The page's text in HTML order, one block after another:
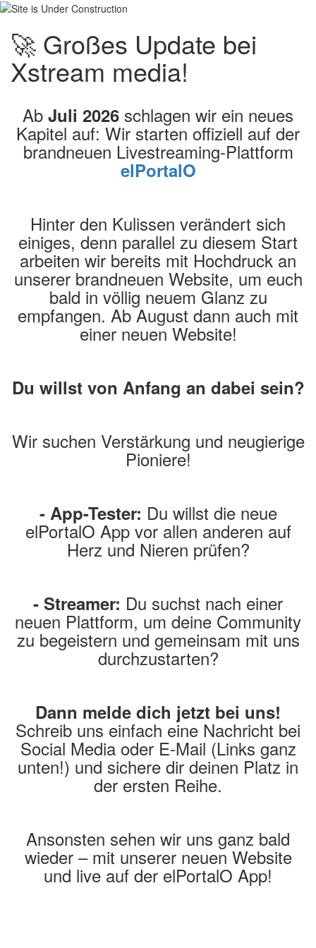
🚀 Großes Update bei
Xstream media!
Ab Juli 2026 schlagen wir ein neues
Kapitel auf: Wir starten offiziell auf der
brandneuen Livestreaming-Plattform
elPortalO
Hinter den Kulissen verändert sich
einiges, denn parallel zu diesem Start
arbeiten wir bereits mit Hochdruck an
unserer brandneuen Website, um euch
bald in völlig neuem Glanz zu
empfangen. Ab August dann auch mit
einer neuen Website!
Du willst von Anfang an dabei sein?
Wir suchen Verstärkung und neugierige
Pioniere!
- App-Tester: Du willst die neue
elPortalO App vor allen anderen auf
Herz und Nieren prüfen?
- Streamer: Du suchst nach einer
neuen Plattform, um deine Community
zu begeistern und gemeinsam mit uns
durchzustarten?
Dann melde dich jetzt bei uns!
Schreib uns einfach eine Nachricht bei
Social Media oder E-Mail (Links ganz
unten!) und sichere dir deinen Platz in
der ersten Reihe.
Ansonsten sehen wir uns ganz bald
wieder – mit unserer neuen Website
und live auf der elPortalO App!